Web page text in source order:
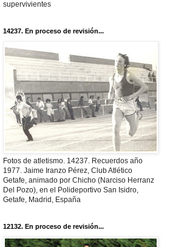
supervivientes
14237. En proceso de revisión...
Fotos de atletismo. 14237. Recuerdos año
1977. Jaime Iranzo Pérez, Club Atlético
Getafe, animado por Chicho (Narciso Herranz
Del Pozo), en el Polideportivo San Isidro,
Getafe, Madrid, España
12132. En proceso de revisión...